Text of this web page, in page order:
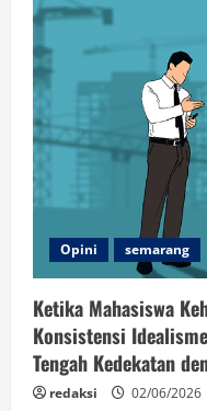
Opini semarang
Ketika Mahasiswa
Konsistensi
Tengah Kedekatan
redaksi 02/06/2026